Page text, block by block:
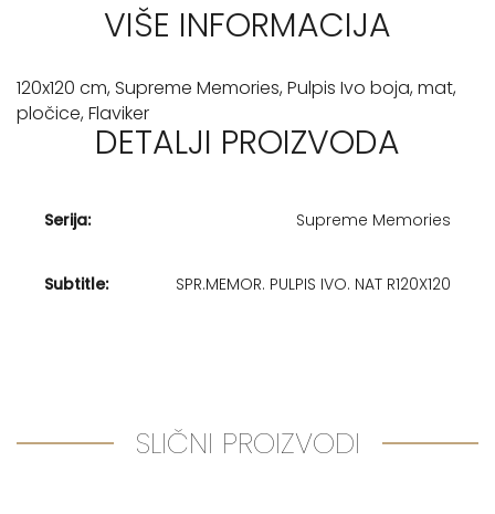
VIŠE INFORMACIJA
120x120 cm, Supreme Memories, Pulpis Ivo boja, mat,
pločice, Flaviker
DETALJI PROIZVODA
Serija: Supreme Memories
Subtitle: SPR.MEMOR. PULPIS IVO. NAT R120X120
SLIČNI PROIZVODI